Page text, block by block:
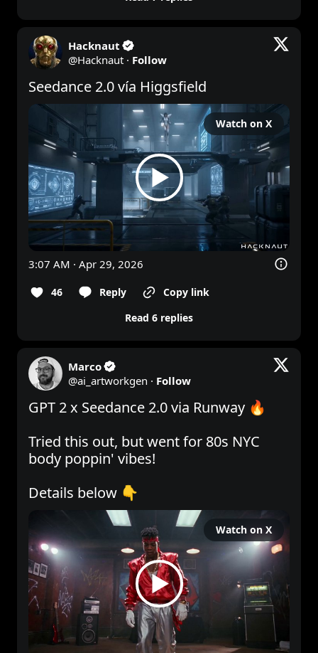
Hacknaut
@Hacknaut · Follow
Seedance 2.0 vía Higgsfield
Watch on X
3:07 AM · Apr 29, 2026
46 Reply
Copy link
Read 6 replies
Marco
@ai_artworkgen · Follow
GPT 2 x Seedance 2.0 via Runway 🔥
Tried this out, but went for 80s NYC
body poppin' vibes!
Details below 👇
Watch on X